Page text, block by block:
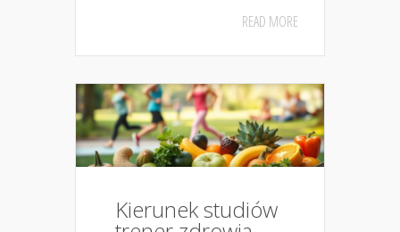
READ MORE
Kierunek studiów